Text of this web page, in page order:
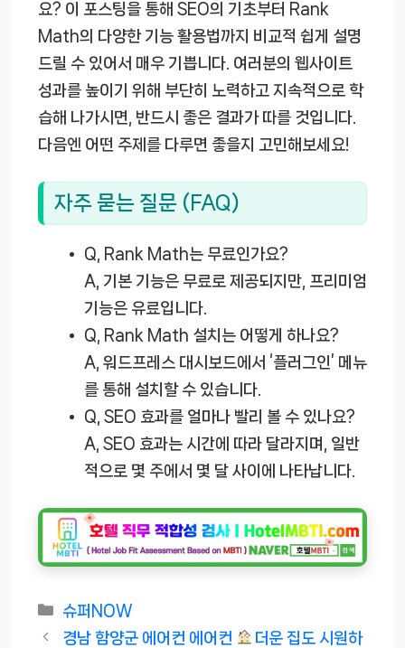
요? 이 포스팅을 통해 SEO의 기초부터 Rank
Math의 다양한 기능 활용법까지 비교적 쉽게 설명
드릴 수 있어서 매우 기쁩니다. 여러분의 웹사이트
성과를 높이기 위해 부단히 노력하고 지속적으로 학
습해 나가시면, 반드시 좋은 결과가 따를 것입니다.
다음엔 어떤 주제를 다루면 좋을지 고민해보세요!
자주 묻는 질문 (FAQ)
Q, Rank Math는 무료인가요?
A, 기본 기능은 무료로 제공되지만, 프리미엄
기능은 유료입니다.
Q, Rank Math 설치는 어떻게 하나요?
A, 워드프레스 대시보드에서 ‘플러그인’ 메뉴
를 통해 설치할 수 있습니다.
Q, SEO 효과를 얼마나 빨리 볼 수 있나요?
A, SEO 효과는 시간에 따라 달라지며, 일반
적으로 몇 주에서 몇 달 사이에 나타납니다.
카
테
슈퍼NOW
경남 함양군 에어컨 에어컨
더운 집도 시원하